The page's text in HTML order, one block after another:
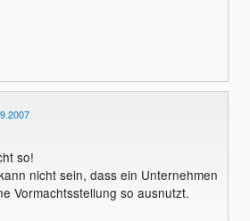
so!
nicht sein, dass ein Unternehmen
Vormachtsstellung so ausnutzt.